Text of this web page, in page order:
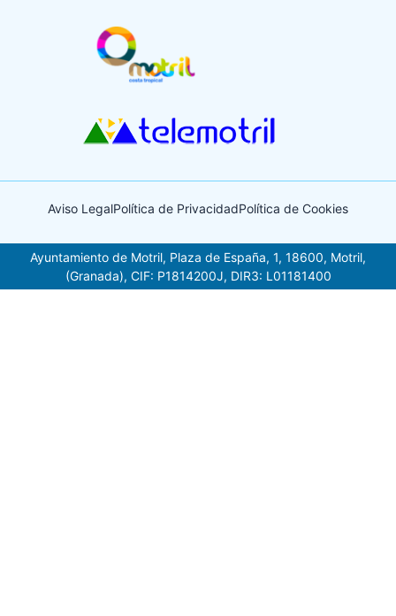
Aviso LegalPolítica de PrivacidadPolítica de Cookies
Ayuntamiento de Motril, Plaza de España, 1, 18600, Motril,
(Granada), CIF: P1814200J, DIR3: L01181400